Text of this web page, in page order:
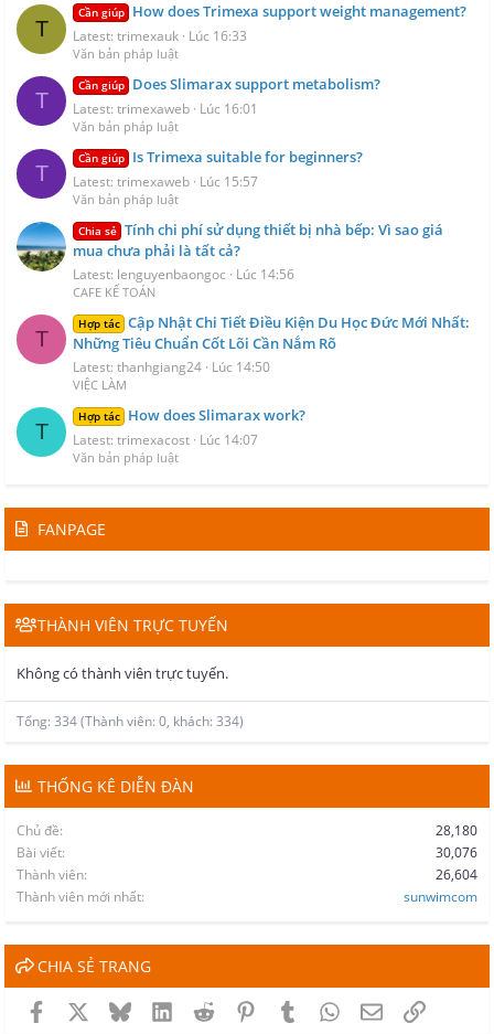
T
Cần giúp How does Trimexa support weight management?
Latest: trimexauk Lúc 16:33
Văn bản pháp luật
T
Cần giúp Does Slimarax support metabolism?
Latest: trimexaweb Lúc 16:01
Văn bản pháp luật
T
Cần giúp Is Trimexa suitable for beginners?
Latest: trimexaweb Lúc 15:57
Văn bản pháp luật
Chia sẻ Tính chi phí sử dụng thiết bị nhà bếp: Vì sao giá
mua chưa phải là tất cả?
Latest: lenguyenbaongoc Lúc 14:56
CAFE KẾ TOÁN
T
Hợp tác Cập Nhật Chi Tiết Điều Kiện Du Học Đức Mới Nhất:
Những Tiêu Chuẩn Cốt Lõi Cần Nắm Rõ
Latest: thanhgiang24 Lúc 14:50
VIỆC LÀM
T
Hợp tác How does Slimarax work?
Latest: trimexacost Lúc 14:07
Văn bản pháp luật
FANPAGE
THÀNH VIÊN TRỰC TUYẾN
Không có thành viên trực tuyến.
Tổng: 334 (Thành viên: 0, khách: 334)
THỐNG KÊ DIỄN ĐÀN
Chủ đề
28,180
Bài viết
30,076
Thành viên
26,604
Thành viên mới nhất
sunwimcom
CHIA SẺ TRANG
Facebook BlueskyLinkedInReddit PinterestTumblrWhatsApp
EmailLink